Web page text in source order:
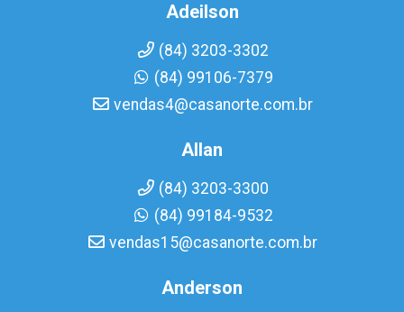
Adeilson
(84) 3203-3302
(84) 99106-7379
vendas4@casanorte.com.br
Allan
(84) 3203-3300
(84) 99184-9532
vendas15@casanorte.com.br
Anderson